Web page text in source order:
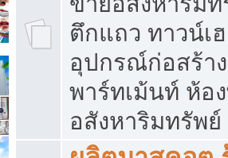
ตึกแถว ทาวน์เ
อุปกรณ์ก่อสร้า
พาร์ทเม้นท์ ห้อ
อสังหาริมทรัพ